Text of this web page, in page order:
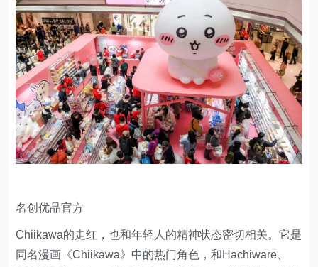
名创优品官方
Chiikawa的走红，也和年轻人的精神状态密切相关。它是
同名漫画《Chiikawa》中的热门角色，和Hachiware、